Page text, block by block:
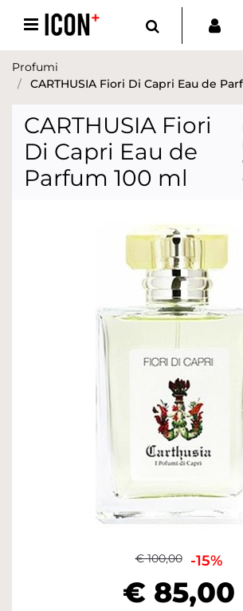
Open menu
Profumi
CARTHUSIA Fiori Di Capri Eau de
CARTHUSIA Fiori
Di Capri Eau de
Parfum 100 ml
€ 100,00 -15%
€ 85,00